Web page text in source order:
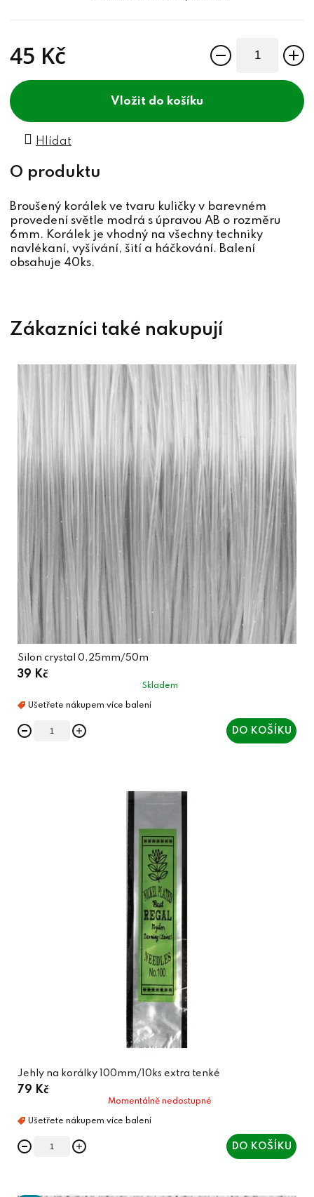
45 Kč
do košíku
Hlídat
Broušený korálek ve tvaru kuličky v barevném
provedení světle modrá s úpravou AB o rozměru
6mm. Korálek je vhodný na všechny techniky
navlékaní, vyšívání, šití a háčkování. Balení
obsahuje 40ks.
Silon crystal 0,25mm/50m
39 Kč
Skladem
DO KOŠÍKU
Jehly na korálky 100mm/10ks extra tenké
79 Kč
Momentálně nedostupné
DO KOŠÍKU